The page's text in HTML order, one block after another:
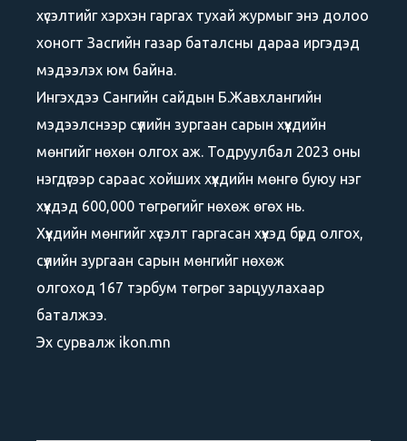
хүсэлтийг хэрхэн гаргах тухай журмыг энэ долоо
хоногт Засгийн газар баталсны дараа иргэдэд
мэдээлэх юм байна.
Ингэхдээ Сангийн сайдын Б.Жавхлангийн
мэдээлснээр сүүлийн зургаан сарын хүүхдийн
мөнгийг нөхөн олгох аж. Тодруулбал 2023 оны
нэгдүгээр сараас хойших хүүхдийн мөнгө буюу нэг
хүүхдэд 600,000 төгрөгийг нөхөж өгөх нь.
Хүүхдийн мөнгийг хүсэлт гаргасан хүүхэд бүрд олгох,
сүүлийн зургаан сарын мөнгийг нөхөж
олгоход 167 тэрбум төгрөг зарцуулахаар
баталжээ.
Эх сурвалж ikon.mn